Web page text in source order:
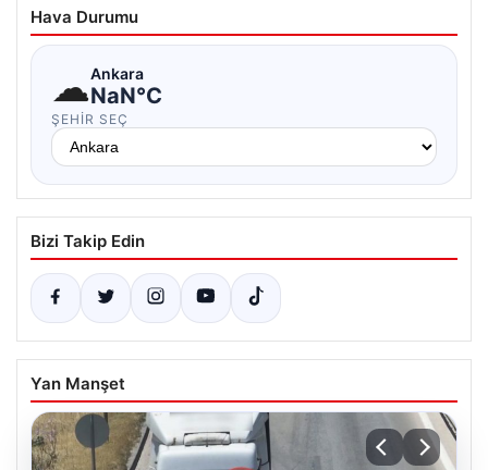
Hava Durumu
☁Ankara
NaN°C
ŞEHIR SEÇ
Bizi Takip Edin
Yan Manşet